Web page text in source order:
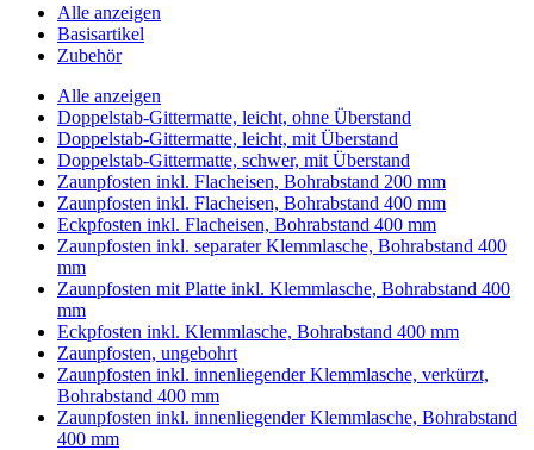
Alle anzeigen
Basisartikel
Zubehör
Alle anzeigen
Doppelstab-Gittermatte, leicht, ohne Überstand
Doppelstab-Gittermatte, leicht, mit Überstand
Doppelstab-Gittermatte, schwer, mit Überstand
Zaunpfosten inkl. Flacheisen, Bohrabstand 200 mm
Zaunpfosten inkl. Flacheisen, Bohrabstand 400 mm
Eckpfosten inkl. Flacheisen, Bohrabstand 400 mm
Zaunpfosten inkl. separater Klemmlasche, Bohrabstand 400
mm
Zaunpfosten mit Platte inkl. Klemmlasche, Bohrabstand 400
mm
Eckpfosten inkl. Klemmlasche, Bohrabstand 400 mm
Zaunpfosten, ungebohrt
Zaunpfosten inkl. innenliegender Klemmlasche, verkürzt,
Bohrabstand 400 mm
Zaunpfosten inkl. innenliegender Klemmlasche, Bohrabstand
400 mm